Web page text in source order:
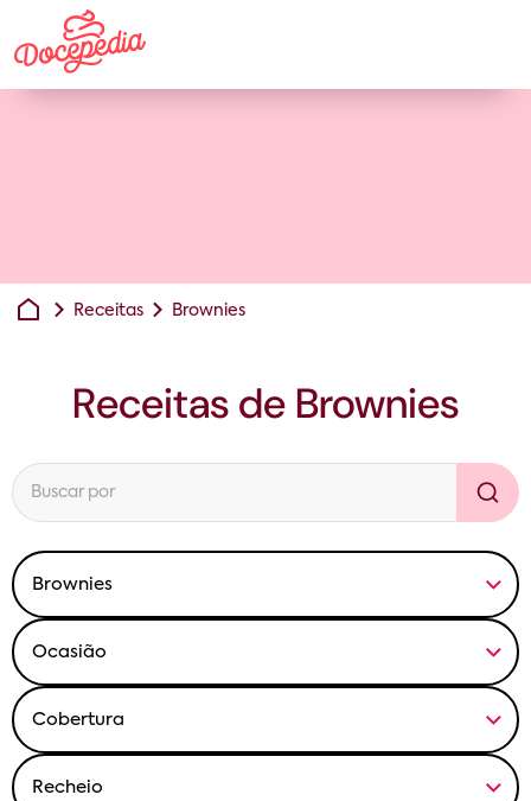
Receitas Brownies
Receitas deBrownies